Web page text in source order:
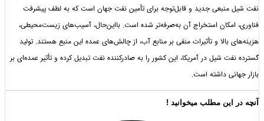
منبعی جدید و قابل‌توجه برای تأمین نفت جهان است که به لطف پیشرفت
امکان استخراج آن به‌صرفه‌تر شده است. بااین‌حال، آسیب‌های زیست‌محیطی،
بالا و تأثیرات منفی بر منابع آب، از چالش‌های عمده این منبع هستند. تولید
شیل در آمریکا، این کشور را به صادرکننده نفت تبدیل کرده و تأثیر عمده‌ای بر
داشته است.
این مطلب میخوانید !